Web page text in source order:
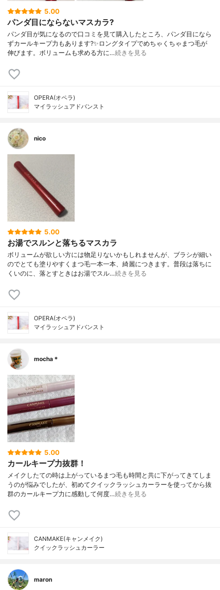
5.00
パンダ目にならないマスカラ?
パンダ目が気になるので口コミを見て購入したところ、パンダ目になら
ずカールキープ力もあります?✨ロングタイプでめちゃくちゃまつ毛が
伸びます。ボリュームも求める方に…続きを見る
OPERA(オペラ)
マイラッシュアドバンスト
nico
5.00
お湯でスルンと落ちるマスカラ
ボリュームが欲しい方には物足りないかもしれませんが、ブラシが細い
のでとても塗りやすくまつ毛一本一本、綺麗につきます。普段は落ちに
くいのに、落とすときはお湯でスル…続きを見る
OPERA(オペラ)
マイラッシュアドバンスト
mocha＊
5.00
カールキープ力抜群！
メイクしたての時は上がっているまつ毛も時間と共に下がってきてしま
うのが悩みでしたが、初めてクイックラッシュカーラーを使ってから抜
群のカールキープ力に感動して何度…続きを見る
CANMAKE(キャンメイク)
クイックラッシュカーラー
maron